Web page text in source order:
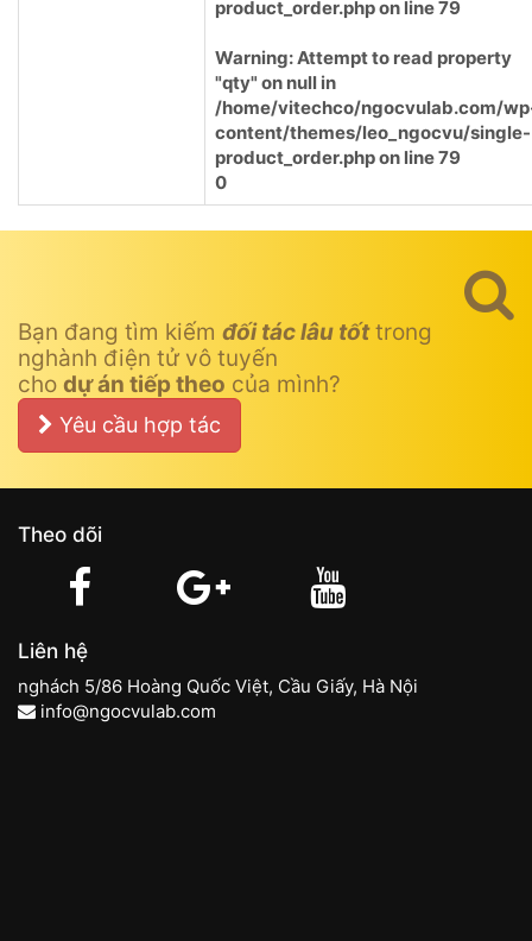
product_order.phpon line79
Warning: Attempt to read property
"qty" on null in
/home/vitechco/ngocvulab.com/
content/themes/leo_ngocvu/single-
product_order.phpon line79
0
Bạn đang tìm kiếm đối tác lâu tốttrong
nghành điện tử vô tuyến
cho dự án tiếp theo của mình?
Yêu cầu hợp tác
Theo dõi
Liên hệ
nghách 5/86 Hoàng Quốc Việt, Cầu Giấy, Hà Nội
info@ngocvulab.com